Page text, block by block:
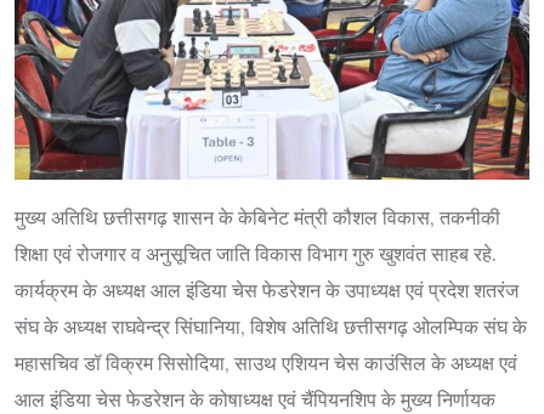
मुख्य अतिथि छत्तीसगढ़ शासन के केबिनेट मंत्री कौशल विकास, तकनीकी
शिक्षा एवं रोजगार व अनुसूचित जाति विकास विभाग गुरु खुशवंत साहब रहे.
कार्यक्रम के अध्यक्ष आल इंडिया चेस फेडरेशन के उपाध्यक्ष एवं प्रदेश शतरंज
संघ के अध्यक्ष राघवेन्द्र सिंघानिया, विशेष अतिथि छत्तीसगढ़ ओलम्पिक संघ के
महासचिव डॉ विक्रम सिसोदिया, साउथ एशियन चेस काउंसिल के अध्यक्ष एवं
आल इंडिया चेस फेडरेशन के कोषाध्यक्ष एवं चैंपियनशिप के मुख्य निर्णायक